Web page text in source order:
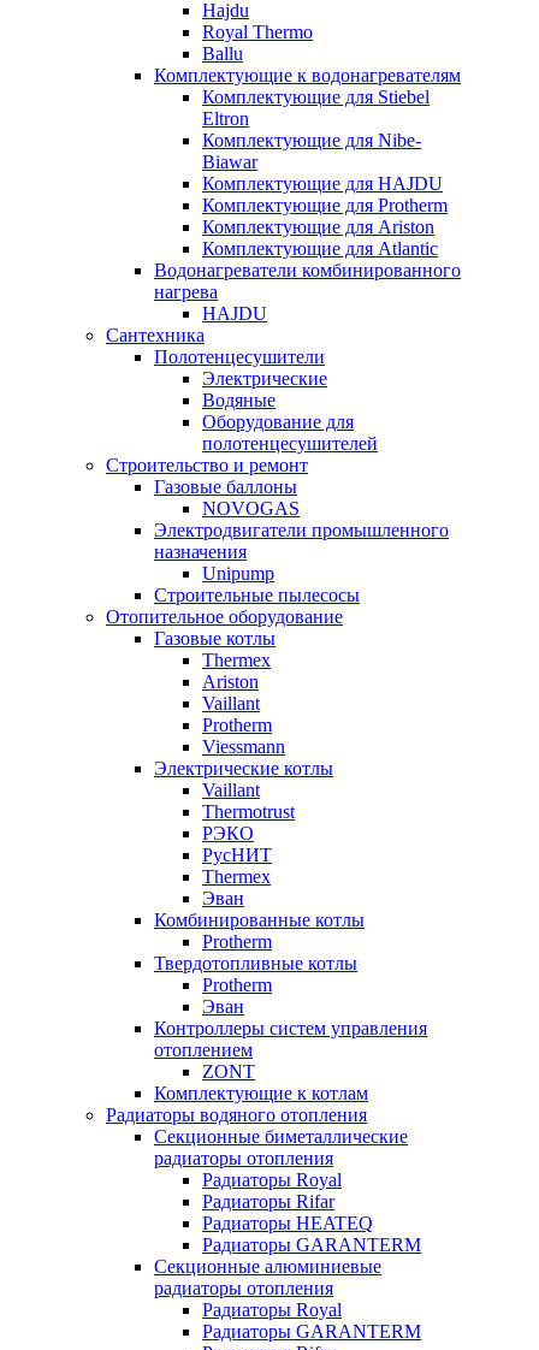
Hajdu
Royal Thermo
Ballu
Комплектующие к водонагревателям
Комплектующие для Stiebel
Eltron
Комплектующие для Nibe-
Biawar
Комплектующие для HAJDU
Комплектующие для Protherm
Комплектующие для Ariston
Комплектующие для Atlantic
Водонагреватели комбинированного
нагрева
HAJDU
Сантехника
Полотенцесушители
Электрические
Водяные
Оборудование для
полотенцесушителей
Строительство и ремонт
Газовые баллоны
NOVOGAS
Электродвигатели промышленного
назначения
Unipump
Строительные пылесосы
Отопительное оборудование
Газовые котлы
Thermex
Ariston
Vaillant
Protherm
Viessmann
Электрические котлы
Vaillant
Thermotrust
РЭКО
РусНИТ
Thermex
Эван
Комбинированные котлы
Protherm
Твердотопливные котлы
Protherm
Эван
Контроллеры систем управления
отоплением
ZONT
Комплектующие к котлам
Радиаторы водяного отопления
Секционные биметаллические
радиаторы отопления
Радиаторы Royal
Радиаторы Rifar
Радиаторы HEATEQ
Радиаторы GARANTERM
Секционные алюминиевые
радиаторы отопления
Радиаторы Royal
Радиаторы GARANTERM